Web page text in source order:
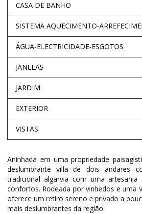
CASA DE BANHO
SISTEMA AQUECIMENTO-
ÁGUA-ELECTRICIDADE-ESGOTOS
JANELAS
JARDIM
EXTERIOR
VISTAS
Aninhada em uma propriedade
deslumbrante villa de dois andares
tradicional algarvia com uma
confortos. Rodeada por vinhedos e uma
oferece um retiro sereno e privado a
mais deslumbrantes da região.